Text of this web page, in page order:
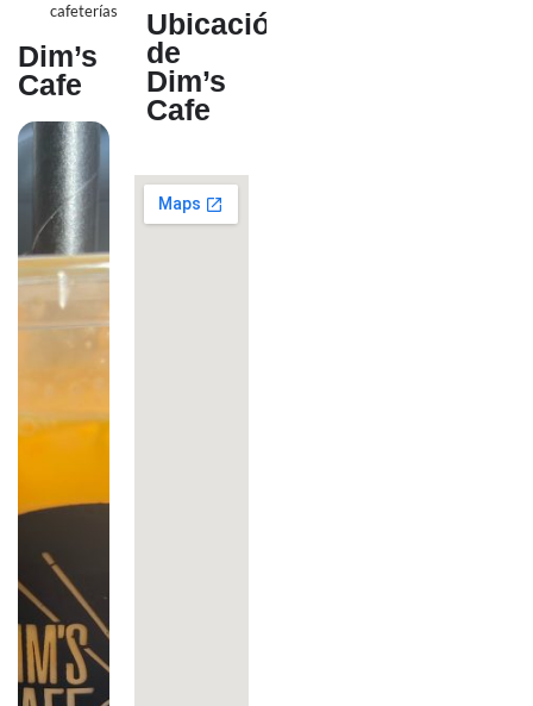
cafeterías
Dim’s
Cafe
Ubicación
de
Dim’s
Cafe